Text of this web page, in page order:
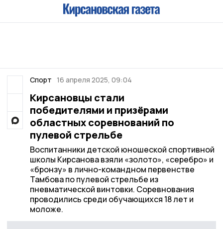
Спорт 16 апреля 2025, 09:04
Кирсановцы стали
победителями и призёрами
областных соревнований по
пулевой стрельбе
Воспитанники детской юношеской спортивной
школы Кирсанова взяли «золото», «серебро» и
«бронзу» в лично-командном первенстве
Тамбова по пулевой стрельбе из
пневматической винтовки. Соревнования
проводились среди обучающихся 18 лет и
моложе.